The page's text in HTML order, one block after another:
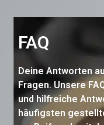
FAQ
Deine Antworten
Fragen. Unsere
und hilfreiche
häufigsten